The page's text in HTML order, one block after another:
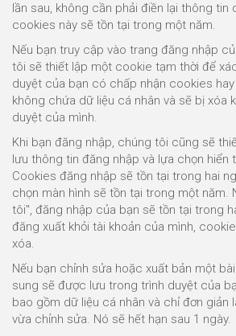
lần sau, không cần phải điền lại thông tin
cookies này sẽ tồn tại trong một năm.
Nếu bạn truy cập vào trang đăng nhập
tôi sẽ thiết lập một cookie tạm thời để
duyệt của bạn có chấp nhận cookies
không chứa dữ liệu cá nhân và sẽ bị xóa
duyệt của mình.
Khi bạn đăng nhập, chúng tôi cũng sẽ
lưu thông tin đăng nhập và lựa chọn hiển
Cookies đăng nhập sẽ tồn tại trong hai
chọn màn hình sẽ tồn tại trong một năm.
tôi", đăng nhập của bạn sẽ tồn tại trong
đăng xuất khỏi tài khoản của mình,
xóa.
Nếu bạn chỉnh sửa hoặc xuất bản một
sung sẽ được lưu trong trình duyệt của
bao gồm dữ liệu cá nhân và chỉ đơn giản
vừa chỉnh sửa. Nó sẽ hết hạn sau 1 ngày.